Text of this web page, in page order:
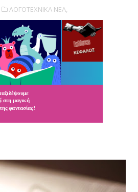
ΛΟΓΟΤΕΧΝΙΚΑ ΝΕΑ,